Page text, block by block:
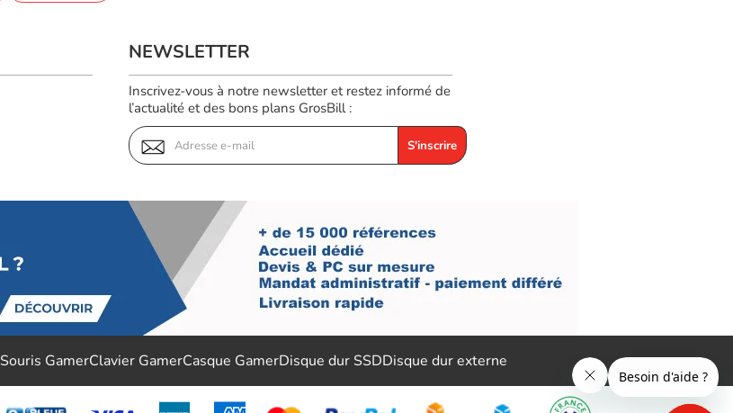
NEWSLETTER
Inscrivez-vous à notre newsletter et restez informé de
l’actualité et des bons plans GrosBill :
S'inscrire
Souris GamerClavier GamerCasque GamerDisque dur SSDDisque dur externe